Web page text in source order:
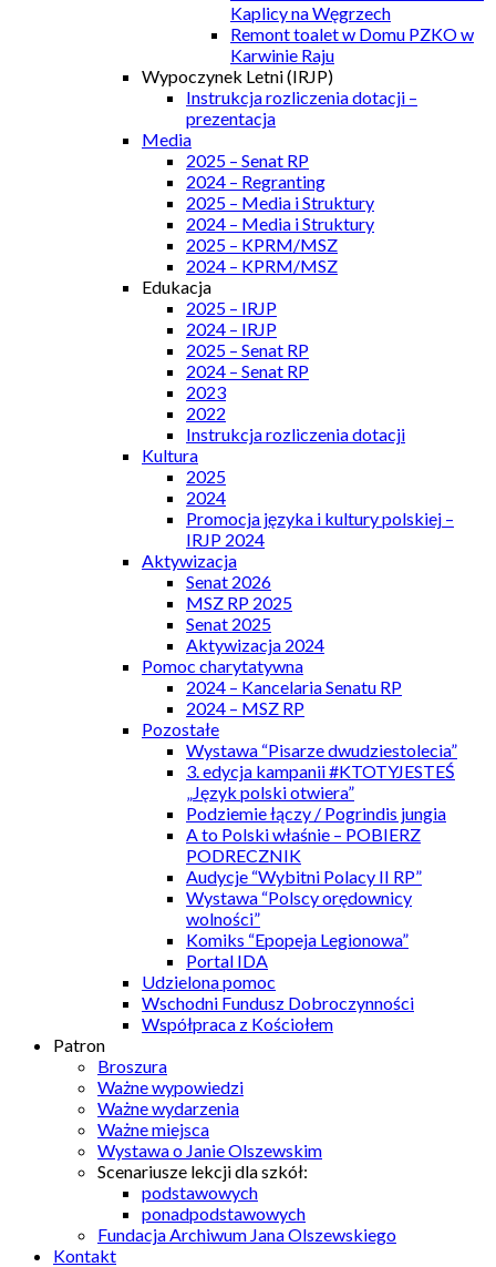
Kaplicy na Węgrzech
Remont toalet w Domu PZKO w
Karwinie Raju
Wypoczynek Letni (IRJP)
Instrukcja rozliczenia dotacji –
prezentacja
Media
2025 – Senat RP
2024 – Regranting
2025 – Media i Struktury
2024 – Media i Struktury
2025 – KPRM/MSZ
2024 – KPRM/MSZ
Edukacja
2025 – IRJP
2024 – IRJP
2025 – Senat RP
2024 – Senat RP
2023
2022
Instrukcja rozliczenia dotacji
Kultura
2025
2024
Promocja języka i kultury polskiej –
IRJP 2024
Aktywizacja
Senat 2026
MSZ RP 2025
Senat 2025
Aktywizacja 2024
Pomoc charytatywna
2024 – Kancelaria Senatu RP
2024 – MSZ RP
Pozostałe
Wystawa “Pisarze dwudziestolecia”
3. edycja kampanii #KTOTYJESTEŚ
„Język polski otwiera”
Podziemie łączy / Pogrindis jungia
A to Polski właśnie – POBIERZ
PODRECZNIK
Audycje “Wybitni Polacy II RP”
Wystawa “Polscy orędownicy
wolności”
Komiks “Epopeja Legionowa”
Portal IDA
Udzielona pomoc
Wschodni Fundusz Dobroczynności
Współpraca z Kościołem
Patron
Broszura
Ważne wypowiedzi
Ważne wydarzenia
Ważne miejsca
Wystawa o Janie Olszewskim
Scenariusze lekcji dla szkół:
podstawowych
ponadpodstawowych
Fundacja Archiwum Jana Olszewskiego
Kontakt